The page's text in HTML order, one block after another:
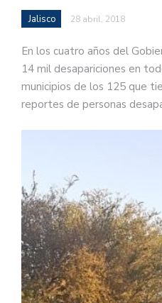
Jalisco 28 abril, 2018
En los cuatro años del
14 mil desapariciones en
municipios de los 125 que
reportes de personas